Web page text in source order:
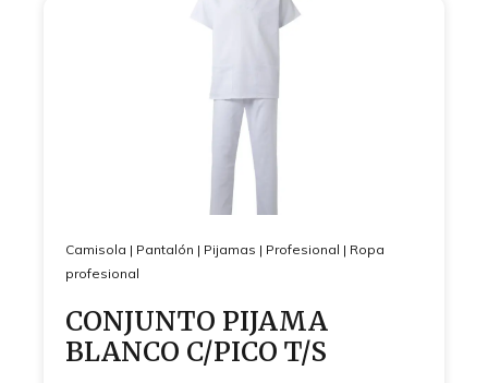
Camisola | Pantalón | Pijamas | Profesional | Ropa
profesional
CONJUNTO PIJAMA
BLANCO C/PICO T/S